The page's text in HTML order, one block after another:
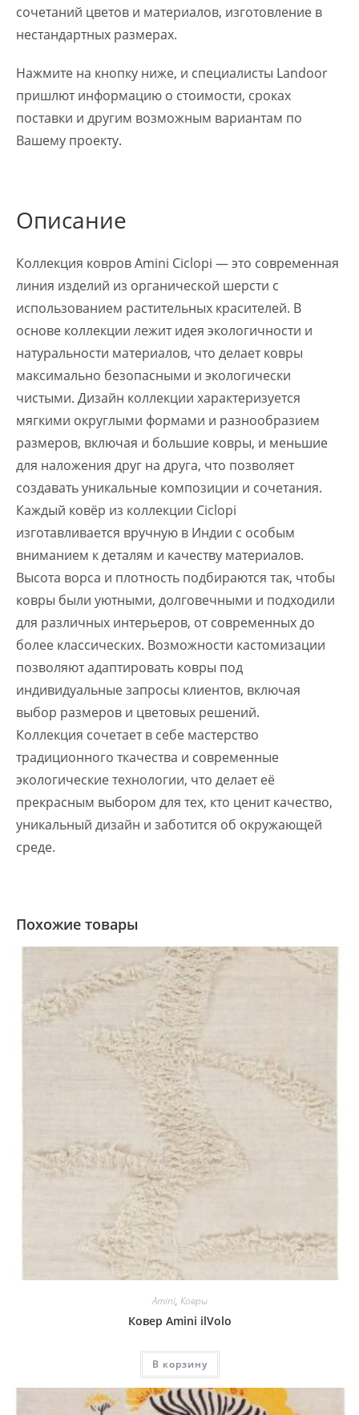
сочетаний цветов и материалов, изготовление в
нестандартных размерах.
Нажмите на кнопку ниже, и специалисты Landoor
пришлют информацию о стоимости, сроках
поставки и другим возможным вариантам по
Вашему проекту.
Описание
Коллекция ковров Amini Ciclopi — это современная
линия изделий из органической шерсти с
использованием растительных красителей. В
основе коллекции лежит идея экологичности и
натуральности материалов, что делает ковры
максимально безопасными и экологически
чистыми. Дизайн коллекции характеризуется
мягкими округлыми формами и разнообразием
размеров, включая и большие ковры, и меньшие
для наложения друг на друга, что позволяет
создавать уникальные композиции и сочетания.
Каждый ковёр из коллекции Ciclopi
изготавливается вручную в Индии с особым
вниманием к деталям и качеству материалов.
Высота ворса и плотность подбираются так, чтобы
ковры были уютными, долговечными и подходили
для различных интерьеров, от современных до
более классических. Возможности кастомизации
позволяют адаптировать ковры под
индивидуальные запросы клиентов, включая
выбор размеров и цветовых решений.
Коллекция сочетает в себе мастерство
традиционного ткачества и современные
экологические технологии, что делает её
прекрасным выбором для тех, кто ценит качество,
уникальный дизайн и заботится об окружающей
среде.
Похожие товары
Amini, Ковры
Ковер Amini ilVolo
В корзину